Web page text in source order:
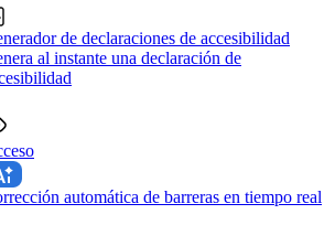
de declaraciones de accesibilidad
al instante una declaración de
automática de barreras en tiempo real